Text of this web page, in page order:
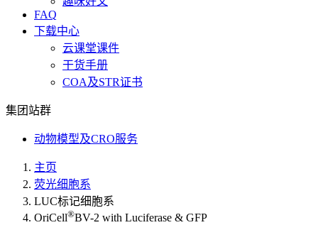
FAQ
下载中心
云课堂课件
干货手册
COA及STR证书
集团站群
动物模型及CRO服务
主页
荧光细胞系
LUC标记细胞系
OriCell®BV-2 with Luciferase & GFP